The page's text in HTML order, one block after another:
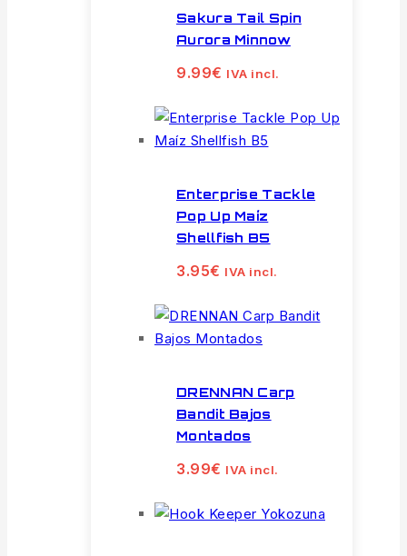
Sakura Tail Spin
Aurora Minnow
9.99€ IVA incl.
Enterprise Tackle
Pop Up Maíz
Shellfish B5
3.95€ IVA incl.
DRENNAN Carp
Bandit Bajos
Montados
3.99€ IVA incl.